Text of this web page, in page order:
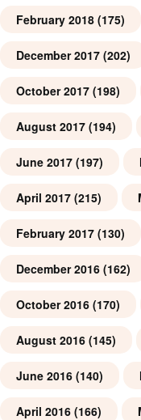
February 2018 (175)
December 2017 (202)
October 2017 (198)
August 2017 (194)
June 2017 (197)
April 2017 (215)
February 2017 (130)
December 2016 (162)
October 2016 (170)
August 2016 (145)
June 2016 (140)
April 2016 (166)